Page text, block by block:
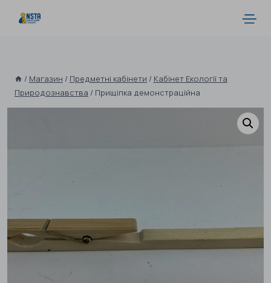
/ Магазин / Предметні кабінети / Кабінет Екології та
Природознавства / Прищіпка демонстраційна